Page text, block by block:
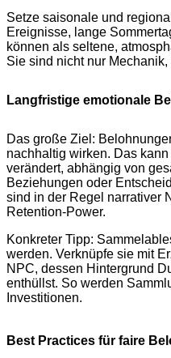
Setze saisonale und
Ereignisse, lange
können als seltene,
Sie sind nicht nur
Langfristige emotionale
Das große Ziel:
nachhaltig wirken. Das
verändert, abhängig von
Beziehungen oder
sind in der Regel narrativer
Retention-Power.
Konkreter Tipp:
werden. Verknüpfe sie mit
NPC, dessen Hintergrund
enthüllst. So werden
Investitionen.
Best Practices für faire